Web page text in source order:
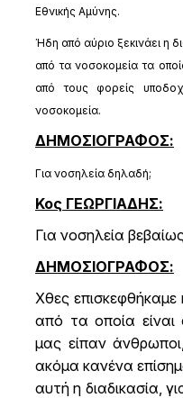
Εθνικής Αμύνης.
Ήδη από αύριο ξεκινάει η
από τα νοσοκομεία τα
από τους φορείς
νοσοκομεία.
ΔΗΜΟΣΙΟΓΡΑΦΟΣ:
Για νοσηλεία δηλαδή;
Κος ΓΕΩΡΓΙΑΔΗΣ:
Για νοσηλεία
ΔΗΜΟΣΙΟΓΡΑΦΟΣ:
Χθες
από τα οποία είναι
μας είπαν
ακόμα κανένα
αυτή η διαδικασία,